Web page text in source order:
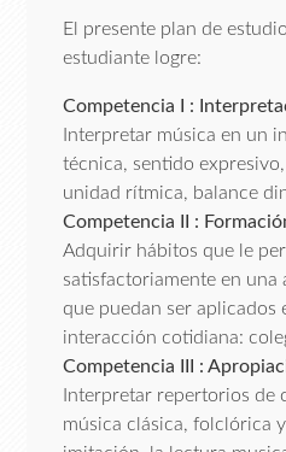
El presente plan de
estudiante logre:
Competencia I :
Interpretar música en un
técnica, sentido
unidad rítmica, balance
Competencia II :
Adquirir hábitos que le
satisfactoriamente en una
que puedan ser aplicados
interacción cotidiana:
Competencia III :
Interpretar repertorios de
música clásica, folclórica